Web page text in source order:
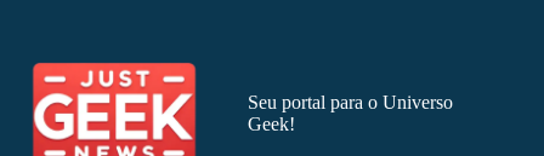
conteúdo
Seu portal para o Universo
Geek!